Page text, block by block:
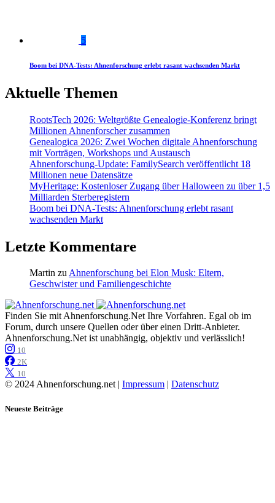
5
Boom bei DNA-Tests: Ahnenforschung erlebt rasant wachsenden Markt
Aktuelle Themen
RootsTech 2026: Weltgrößte Genealogie-Konferenz bringt
Millionen Ahnenforscher zusammen
Genealogica 2026: Zwei Wochen digitale Ahnenforschung
mit Vorträgen, Workshops und Austausch
Ahnenforschung-Update: FamilySearch veröffentlicht 18
Millionen neue Datensätze
MyHeritage: Kostenloser Zugang über Halloween zu über 1,5
Milliarden Sterberegistern
Boom bei DNA-Tests: Ahnenforschung erlebt rasant
wachsenden Markt
Letzte Kommentare
Martin zu Ahnenforschung bei Elon Musk: Eltern,
Geschwister und Familiengeschichte
Finden Sie mit Ahnenforschung.Net Ihre Vorfahren. Egal ob im
Forum, durch unsere Quellen oder über einen Dritt-Anbieter.
Ahnenforschung.Net ist unabhängig, objektiv und verlässlich!
10
2K
10
© 2024 Ahnenforschung.net | Impressum | Datenschutz
Neueste Beiträge